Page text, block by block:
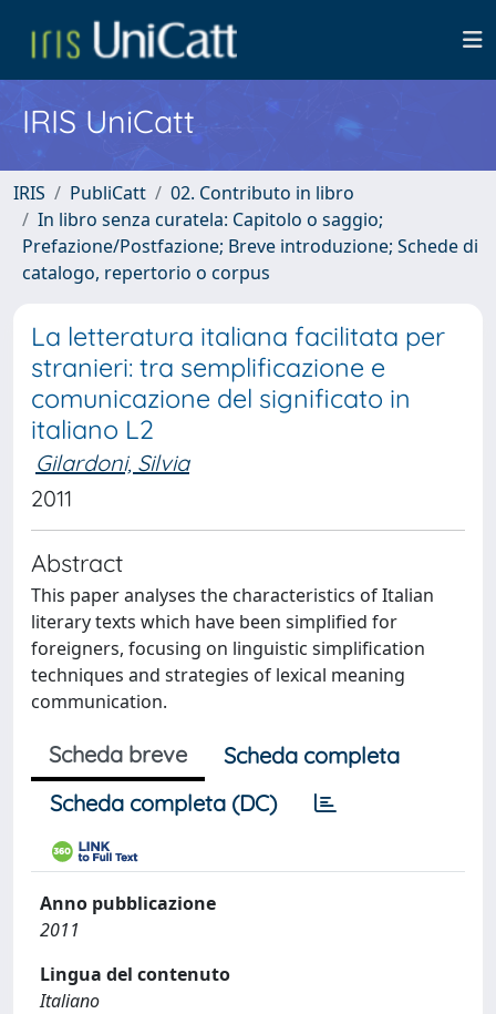
IRIS UniCatt
IRIS PubliCatt
02. Contributo in libro
In libro senza curatela: Capitolo o saggio;
Prefazione/Postfazione; Breve introduzione; Schede di
catalogo, repertorio o corpus
La letteratura italiana facilitata per
stranieri: tra semplificazione e
comunicazione del significato in
italiano L2
Gilardoni, Silvia
2011
Abstract
This paper analyses the characteristics of Italian
literary texts which have been simplified for
foreigners, focusing on linguistic simplification
techniques and strategies of lexical meaning
communication.
Scheda breve
Scheda completa
Scheda completa (DC)
Anno pubblicazione
2011
Lingua del contenuto
Italiano